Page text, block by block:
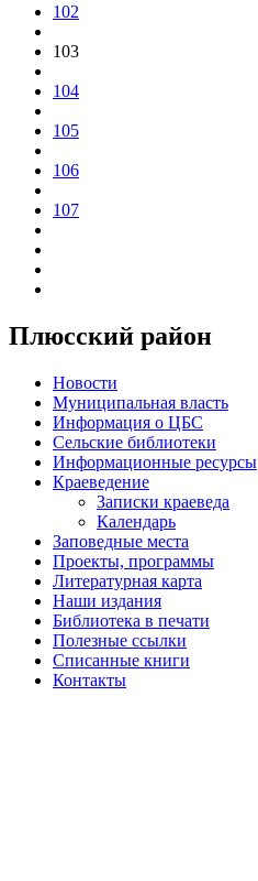
102
103
104
105
106
107
Плюсский район
Новости
Муниципальная власть
Информация о ЦБС
Сельские библиотеки
Информационные ресурсы
Краеведение
Записки краеведа
Календарь
Заповедные места
Проекты, программы
Литературная карта
Наши издания
Библиотека в печати
Полезные ссылки
Списанные книги
Контакты